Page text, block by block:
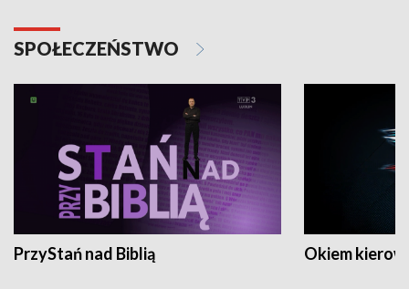
SPOŁECZEŃSTWO
PrzyStań nad Biblią Okiem